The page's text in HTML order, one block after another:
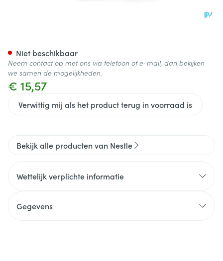
€ 15,57
Verwittig mij als het product terug in voorraad is
Niet beschikbaar
Neem contact op met ons via telefoon of e-mail, dan bekijken
we samen de mogelijkheden.
Bekijk alle producten van Nestle
Wettelijk verplichte informatie
Gegevens